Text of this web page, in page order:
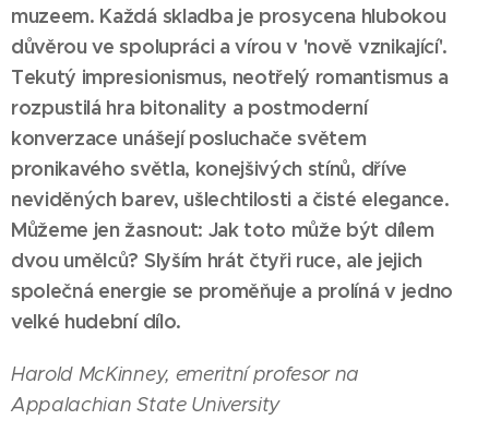
muzeem. Každá skladba je prosycena hlubokou
důvěrou ve spolupráci a vírou v 'nově vznikající'.
Tekutý impresionismus, neotřelý romantismus a
rozpustilá hra bitonality a postmoderní
konverzace unášejí posluchače světem
pronikavého světla, konejšivých stínů, dříve
neviděných barev, ušlechtilosti a čisté elegance.
Můžeme jen žasnout: Jak toto může být dílem
dvou umělců? Slyším hrát čtyři ruce, ale jejich
společná energie se proměňuje a prolíná v jedno
velké hudební dílo.
Harold McKinney, emeritní profesor na
Appalachian State University